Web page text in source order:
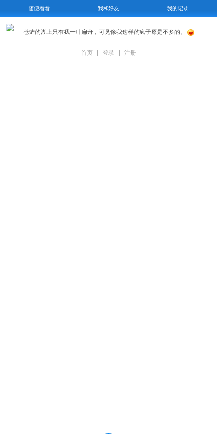
随便看看 我和好友 我的记录
苍茫的湖上只有我一叶扁舟，可见像我这样的疯子原是不多的。
首页 登录 注册